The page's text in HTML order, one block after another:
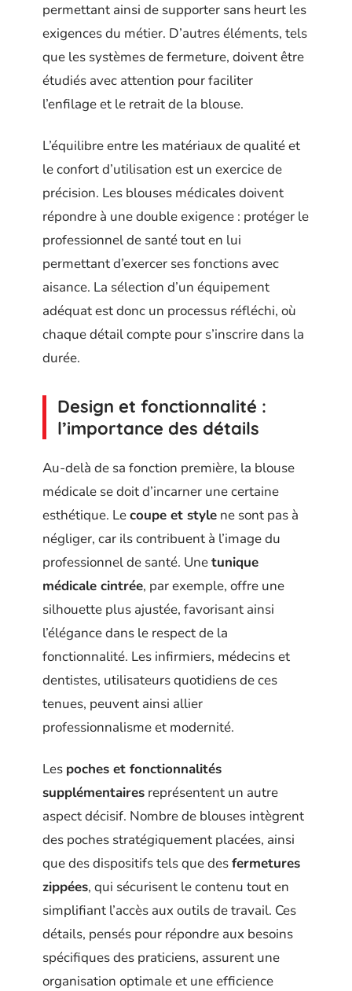
permettant ainsi de supporter sans heurt les
exigences du métier. D’autres éléments, tels
que les systèmes de fermeture, doivent être
étudiés avec attention pour faciliter
l’enfilage et le retrait de la blouse.
L’équilibre entre les matériaux de qualité et
le confort d’utilisation est un exercice de
précision. Les blouses médicales doivent
répondre à une double exigence : protéger le
professionnel de santé tout en lui
permettant d’exercer ses fonctions avec
aisance. La sélection d’un équipement
adéquat est donc un processus réfléchi, où
chaque détail compte pour s’inscrire dans la
durée.
Design et fonctionnalité :
l’importance des détails
Au-delà de sa fonction première, la blouse
médicale se doit d’incarner une certaine
esthétique. Lecoupe et style ne sont pas à
négliger, car ils contribuent à l’image du
professionnel de santé. Unetunique
médicale cintrée, par exemple, offre une
silhouette plus ajustée, favorisant ainsi
l’élégance dans le respect de la
fonctionnalité. Les infirmiers, médecins et
dentistes, utilisateurs quotidiens de ces
tenues, peuvent ainsi allier
professionnalisme et modernité.
Les poches et fonctionnalités
supplémentaires représentent un autre
aspect décisif. Nombre de blouses intègrent
des poches stratégiquement placées, ainsi
que des dispositifs tels que desfermetures
zippées, qui sécurisent le contenu tout en
simplifiant l’accès aux outils de travail. Ces
détails, pensés pour répondre aux besoins
spécifiques des praticiens, assurent une
organisation optimale et une efficience